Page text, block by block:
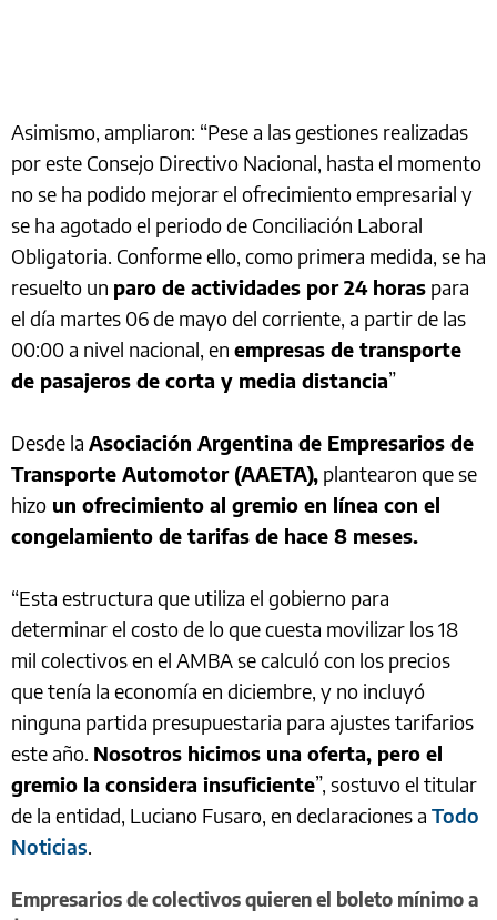
Asimismo, ampliaron: “Pese a las gestiones realizadas
por este Consejo Directivo Nacional, hasta el momento
no se ha podido mejorar el ofrecimiento empresarial y
se ha agotado el periodo de Conciliación Laboral
Obligatoria. Conforme ello, como primera medida, se ha
resuelto un paro de actividades por 24 horas para
el día martes 06 de mayo del corriente, a partir de las
00:00 a nivel nacional, en empresas de transporte
de pasajeros de corta y media distancia”
Desde la Asociación Argentina de Empresarios de
Transporte Automotor (AAETA), plantearon que se
hizo un ofrecimiento al gremio en línea con el
congelamiento de tarifas de hace 8 meses.
“Esta estructura que utiliza el gobierno para
determinar el costo de lo que cuesta movilizar los 18
mil colectivos en el AMBA se calculó con los precios
que tenía la economía en diciembre, y no incluyó
ninguna partida presupuestaria para ajustes tarifarios
este año. Nosotros hicimos una oferta, pero el
gremio la considera insuficiente”, sostuvo el titular
de la entidad, Luciano Fusaro, en declaraciones a Todo
Noticias.
Empresarios de colectivos quieren el boleto mínimo a